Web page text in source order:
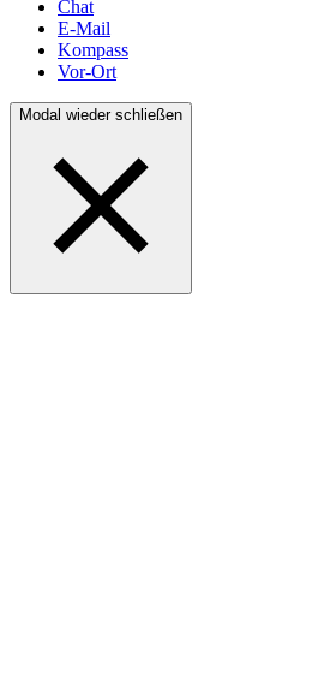
Chat
E-Mail
Kompass
Vor-Ort
Modal wieder schließen